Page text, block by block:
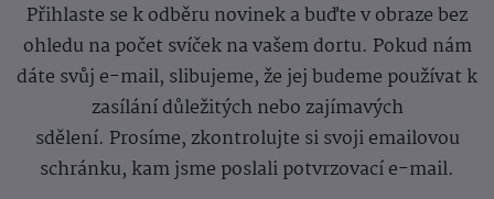
Přihlaste se k odběru novinek a buďte v obraze bez
ohledu na počet svíček na vašem dortu. Pokud nám
dáte svůj e-mail, slibujeme, že jej budeme používat k
zasílání důležitých nebo zajímavých
sdělení. Prosíme, zkontrolujte si svoji emailovou
schránku, kam jsme poslali potvrzovací e-mail.